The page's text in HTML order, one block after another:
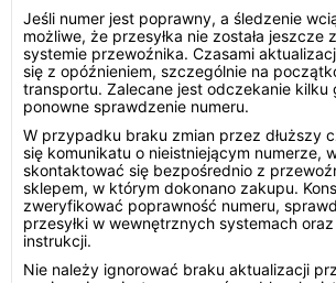
Jeśli numer jest poprawny, a śledzenie
możliwe, że przesyłka nie została jeszcze
systemie przewoźnika. Czasami
się z opóźnieniem, szczególnie na
transportu. Zalecane jest odczekanie kilku
ponowne sprawdzenie numeru.
W przypadku braku zmian przez dłuższy
się komunikatu o nieistniejącym numerze,
skontaktować się bezpośrednio z
sklepem, w którym dokonano zakupu.
zweryfikować poprawność numeru,
przesyłki w wewnętrznych systemach
instrukcji.
Nie należy ignorować braku aktualizacji